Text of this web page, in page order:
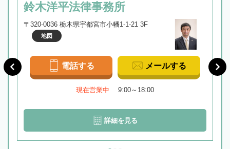
鈴木洋平法律事務所
〒320-0036 栃木県宇都宮市小幡1-1-21 3F
地図
電話する メールする
現在営業中 9:00～18:00
詳細を見る